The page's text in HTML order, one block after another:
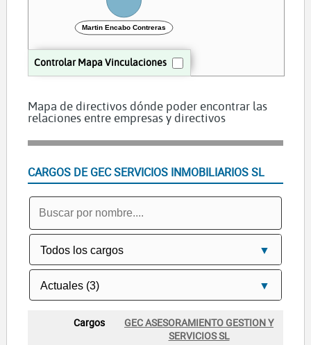
Controlar Mapa Vinculaciones
Martin Encabo Contreras
Mapa de directivos dónde poder encontrar las
relaciones entre empresas y directivos
CARGOS DE GEC SERVICIOS INMOBILIARIOS SL
GEC ASESORAMIENTO GESTION Y
SERVICIOS SL